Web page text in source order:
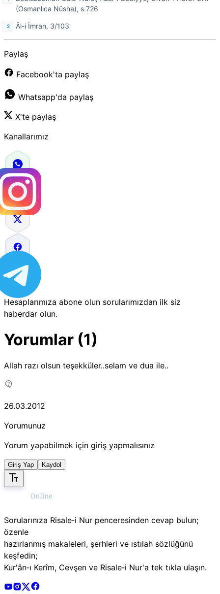
(Osmanlıca Nüsha), s.726
Âl-i İmran, 3/103
Paylaş
Facebook'ta paylaş
Whatsapp'da paylaş
X'te paylaş
Kanallarımız
Hesaplarımıza abone olun sorularımızdan ilk siz
haberdar olun.
Yorumlar (1)
Allah razı olsun teşekküler..selam ve dua ile..
26.03.2012
Yorumunuz
Yorum yapabilmek için giriş yapmalısınız
Giriş Yap Kaydol
Sorularınıza Risale‑i Nur penceresinden cevap bulun;
özenle
hazırlanmış makaleleri, şerhleri ve ıstılah sözlüğünü
keşfedin;
Kur'ân‑ı Kerîm, Cevşen ve Risale‑i Nur'a tek tıkla ulaşın.
Risale Online Youtube Hesabı
Risale Online Instagram Hesabı
Risale Online X Hesabı